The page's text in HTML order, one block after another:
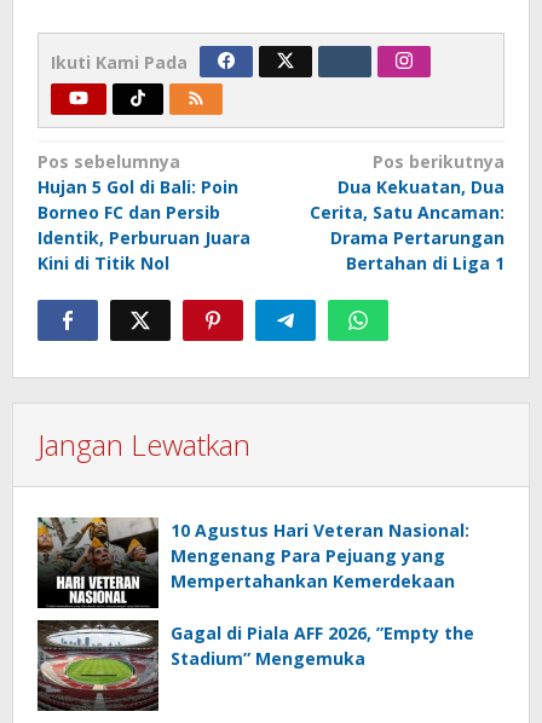
Ikuti Kami Pada
Navigasi
pos
Pos sebelumnya
Hujan 5 Gol di Bali: Poin
Borneo FC dan Persib
Identik, Perburuan Juara
Kini di Titik Nol
Pos berikutnya
Dua Kekuatan, Dua
Cerita, Satu Ancaman:
Drama Pertarungan
Bertahan di Liga 1
Jangan Lewatkan
10 Agustus Hari Veteran Nasional:
Mengenang Para Pejuang yang
Mempertahankan Kemerdekaan
Gagal di Piala AFF 2026, ”Empty the
Stadium” Mengemuka